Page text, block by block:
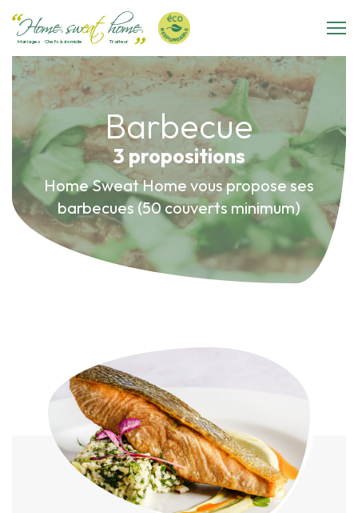
Mariages Chefs à domicile Traiteur
Barbecue
3 propositions
Home Sweat Home vous propose ses
barbecues (50 couverts minimum)